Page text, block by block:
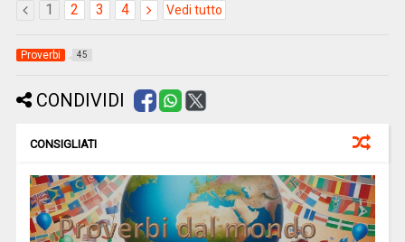
1 2 3 4 Vedi tutto
Proverbi 45
CONDIVIDI
CONSIGLIATI